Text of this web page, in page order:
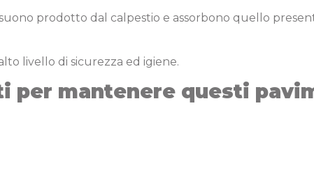
prodotto dal calpestio e assorbono quello
livello di sicurezza ed igiene.
per mantenere questi